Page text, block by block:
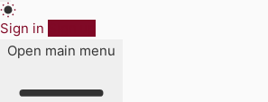
Sign in
Open main menu